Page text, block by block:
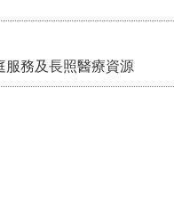
服務及長照醫療資源